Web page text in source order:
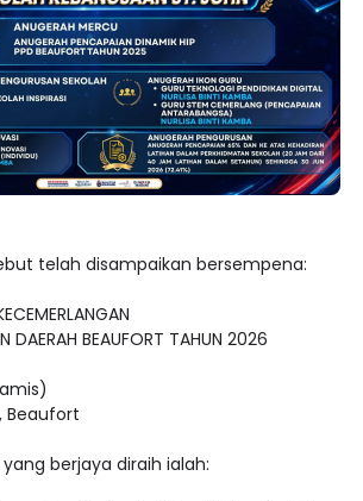
telah disampaikan bersempena:
DAERAH BEAUFORT TAHUN 2026
Beaufort
berjaya diraih ialah: